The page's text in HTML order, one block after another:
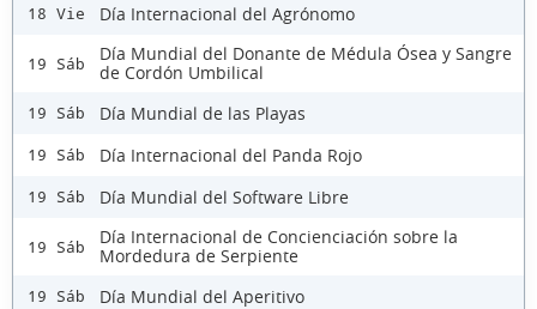
18 Vie Día Internacional del Agrónomo
19 Sáb
Día Mundial del Donante de Médula Ósea y Sangre
de Cordón Umbilical
19 Sáb Día Mundial de las Playas
19 Sáb Día Internacional del Panda Rojo
19 Sáb Día Mundial del Software Libre
19 Sáb
Día Internacional de Concienciación sobre la
Mordedura de Serpiente
19 Sáb Día Mundial del Aperitivo